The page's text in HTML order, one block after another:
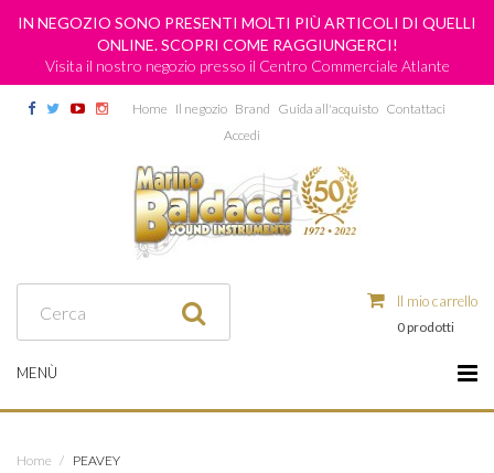
IN NEGOZIO SONO PRESENTI MOLTI PIÙ ARTICOLI DI QUELLI
ONLINE. SCOPRI COME RAGGIUNGERCI!
Visita il nostro negozio presso il Centro Commerciale Atlante
Home Il negozio Brand Guida all'acquisto Contattaci
Accedi
Il mio carrello
0 prodotti
MENÙ
Home / PEAVEY